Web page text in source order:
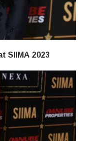
SIIMA 2023